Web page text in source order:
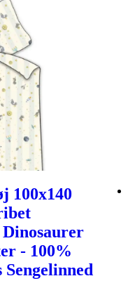
100x140
Dinosaurer
- 100%